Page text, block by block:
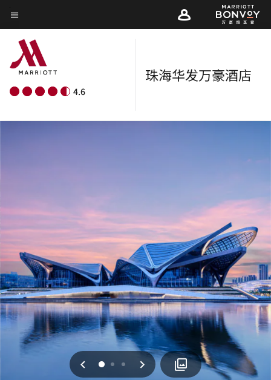
Skip
to
main
content
菜单文本
4.6
珠海华发万豪酒店
上一页
0 1 2 下一页